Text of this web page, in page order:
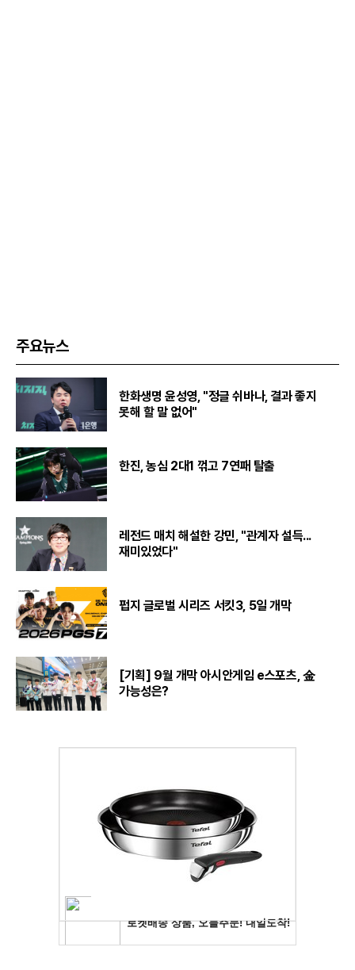
주요뉴스
한화생명 윤성영, "정글 쉬바나, 결과 좋지
못해 할 말 없어"
한진, 농심 2대1 꺾고 7연패 탈출
레전드 매치 해설한 강민, "관계자 설득...
재미있었다"
펍지 글로벌 시리즈 서킷3, 5일 개막
[기획] 9월 개막 아시안게임 e스포츠, 金
가능성은?